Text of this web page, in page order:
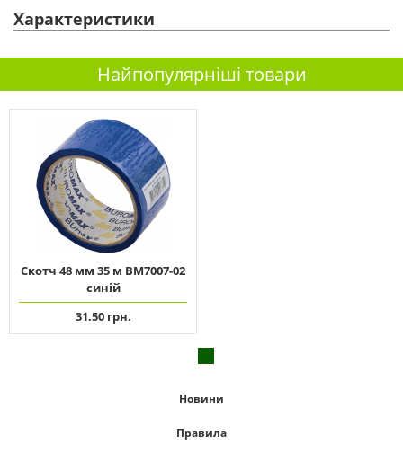
Характеристики
Найпопулярніші товари
Скотч 48 мм 35 м ВМ7007-02
синій
31.50 грн.
Новини
Правила